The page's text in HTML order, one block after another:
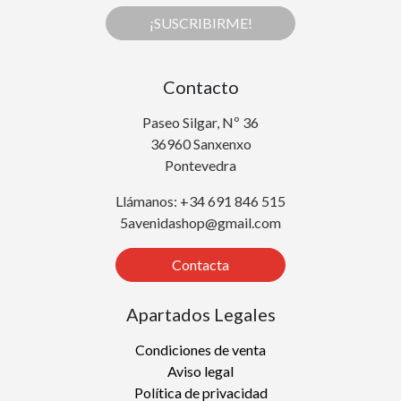
¡SUSCRIBIRME!
Contacto
Paseo Silgar, Nº 36
36960 Sanxenxo
Pontevedra
Llámanos: +34 691 846 515
5avenidashop@gmail.com
Contacta
Apartados Legales
Condiciones de venta
Aviso legal
Política de privacidad